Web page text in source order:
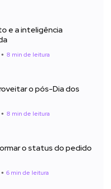
e a inteligência
8 min de leitura
o pós-Dia dos
8 min de leitura
o status do pedido
6 min de leitura